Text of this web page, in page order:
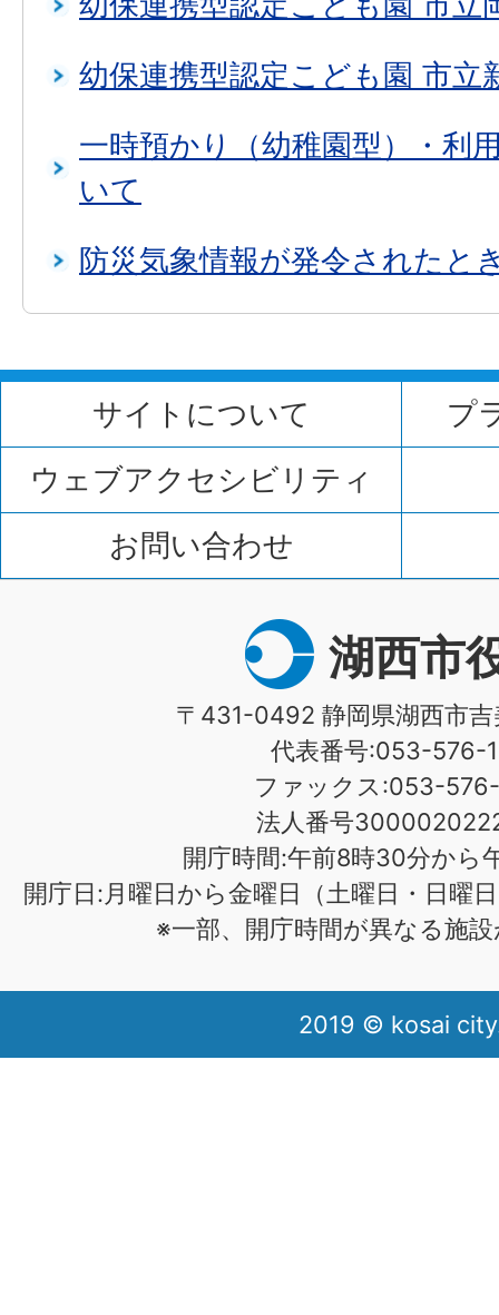
幼保連携型認定こども園 市立
一時預かり（幼稚園型）・利
いて
防災気象情報が発令されたと
サイトについて
プ
ウェブアクセシビリティ
お問い合わせ
湖西市
〒431-0492 静岡県湖西市
代表番号:053-576-
ファックス:053-576-
法人番号
開庁時間:午前8時30分から
開庁日:月曜日から金曜日（土曜日・日曜
※一部、開庁時間が異なる施
2019 © kosai